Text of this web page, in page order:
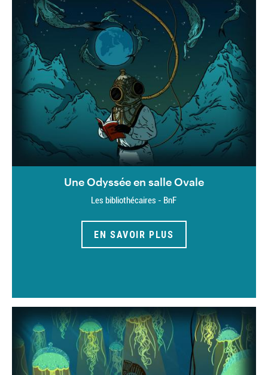
Une Odyssée en salle Ovale
Les bibliothécaires - BnF
EN SAVOIR PLUS